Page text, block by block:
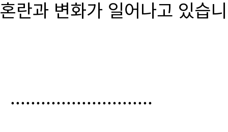
혼란과 변화가 일어나고 있습
............................